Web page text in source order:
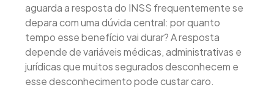
aguarda a resposta do INSS frequentemente se
depara com uma dúvida central: por quanto
tempo esse benefício vai durar? A resposta
depende de variáveis médicas, administrativas e
jurídicas que muitos segurados desconhecem e
esse desconhecimento pode custar caro.